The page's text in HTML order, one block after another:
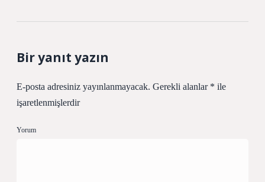
Bir yanıt yazın
E-posta adresiniz yayınlanmayacak. Gerekli alanlar * ile
işaretlenmişlerdir
Yorum